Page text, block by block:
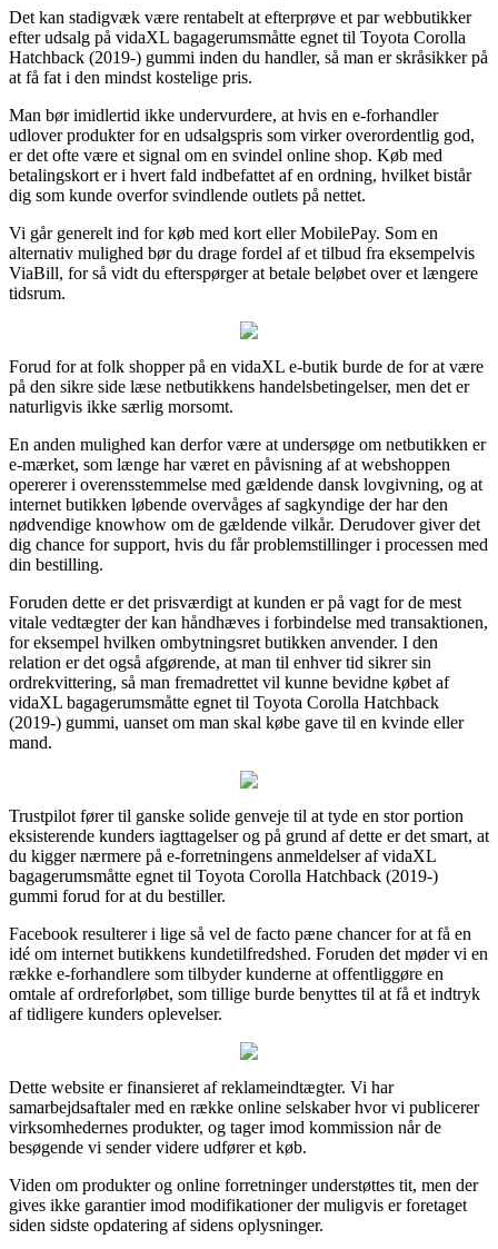
Det kan stadigvæk være rentabelt at efterprøve et par webbutikker
efter udsalg på vidaXL bagagerumsmåtte egnet til Toyota Corolla
Hatchback (2019-) gummi inden du handler, så man er skråsikker på
at få fat i den mindst kostelige pris.
Man bør imidlertid ikke undervurdere, at hvis en e-forhandler
udlover produkter for en udsalgspris som virker overordentlig god,
er det ofte være et signal om en svindel online shop. Køb med
betalingskort er i hvert fald indbefattet af en ordning, hvilket bistår
dig som kunde overfor svindlende outlets på nettet.
Vi går generelt ind for køb med kort eller MobilePay. Som en
alternativ mulighed bør du drage fordel af et tilbud fra eksempelvis
ViaBill, for så vidt du efterspørger at betale beløbet over et længere
tidsrum.
Forud for at folk shopper på en vidaXL e-butik burde de for at være
på den sikre side læse netbutikkens handelsbetingelser, men det er
naturligvis ikke særlig morsomt.
En anden mulighed kan derfor være at undersøge om netbutikken er
e-mærket, som længe har været en påvisning af at webshoppen
opererer i overensstemmelse med gældende dansk lovgivning, og at
internet butikken løbende overvåges af sagkyndige der har den
nødvendige knowhow om de gældende vilkår. Derudover giver det
dig chance for support, hvis du får problemstillinger i processen med
din bestilling.
Foruden dette er det prisværdigt at kunden er på vagt for de mest
vitale vedtægter der kan håndhæves i forbindelse med transaktionen,
for eksempel hvilken ombytningsret butikken anvender. I den
relation er det også afgørende, at man til enhver tid sikrer sin
ordrekvittering, så man fremadrettet vil kunne bevidne købet af
vidaXL bagagerumsmåtte egnet til Toyota Corolla Hatchback
(2019-) gummi, uanset om man skal købe gave til en kvinde eller
mand.
Trustpilot fører til ganske solide genveje til at tyde en stor portion
eksisterende kunders iagttagelser og på grund af dette er det smart, at
du kigger nærmere på e-forretningens anmeldelser af vidaXL
bagagerumsmåtte egnet til Toyota Corolla Hatchback (2019-)
gummi forud for at du bestiller.
Facebook resulterer i lige så vel de facto pæne chancer for at få en
idé om internet butikkens kundetilfredshed. Foruden det møder vi en
række e-forhandlere som tilbyder kunderne at offentliggøre en
omtale af ordreforløbet, som tillige burde benyttes til at få et indtryk
af tidligere kunders oplevelser.
Dette website er finansieret af reklameindtægter. Vi har
samarbejdsaftaler med en række online selskaber hvor vi publicerer
virksomhedernes produkter, og tager imod kommission når de
besøgende vi sender videre udfører et køb.
Viden om produkter og online forretninger understøttes tit, men der
gives ikke garantier imod modifikationer der muligvis er foretaget
siden sidste opdatering af sidens oplysninger.